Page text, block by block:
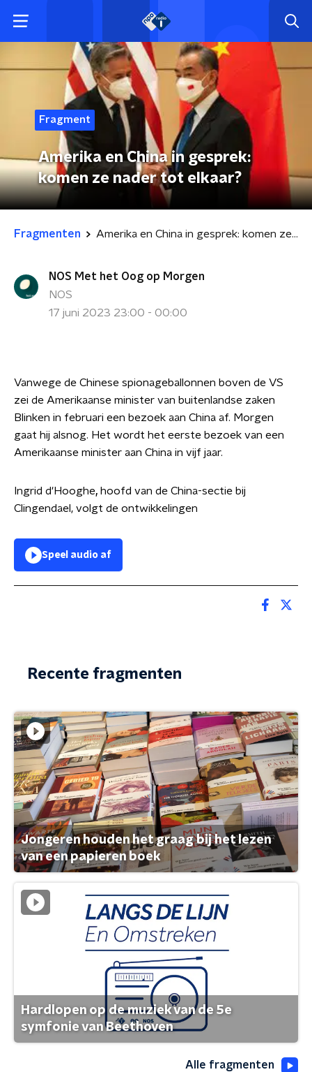
Fragment
Amerika en China in gesprek:
komen ze nader tot elkaar?
Fragmenten Amerika en China in gesprek: komen ze nader tot elkaar?
NOS Met het Oog op Morgen
NOS
17 juni 2023 23:00 - 00:00
Vanwege de Chinese spionageballonnen boven de VS
zei de Amerikaanse minister van buitenlandse zaken
Blinken in februari een bezoek aan China af. Morgen
gaat hij alsnog. Het wordt het eerste bezoek van een
Amerikaanse minister aan China in vijf jaar.
Ingrid d'Hooghe, hoofd van de China-sectie bij
Clingendael, volgt de ontwikkelingen
Speel audio af
Recente fragmenten
Jongeren houden het graag bij het lezen
van een papieren boek
Hardlopen op de muziek van de 5e
symfonie van Beethoven
Alle fragmenten